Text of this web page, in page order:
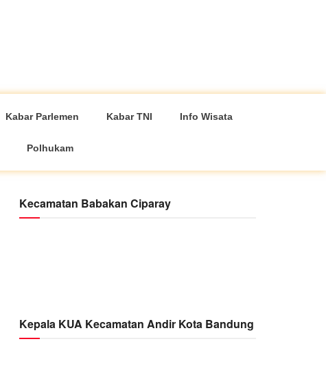
Kabar Parlemen Kabar TNI Info Wisata
Polhukam
Kecamatan Babakan Ciparay
Kepala KUA Kecamatan Andir Kota Bandung